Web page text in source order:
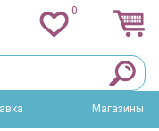
0
Магазины